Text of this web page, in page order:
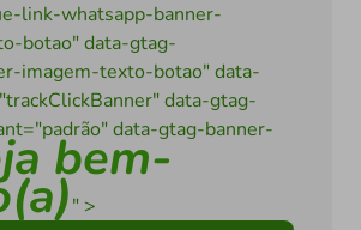
link-whatsapp-banner-
botao" data-gtag-
imagem-texto-botao" data-
data-gtag-
data-gtag-banner-
bem-
" >